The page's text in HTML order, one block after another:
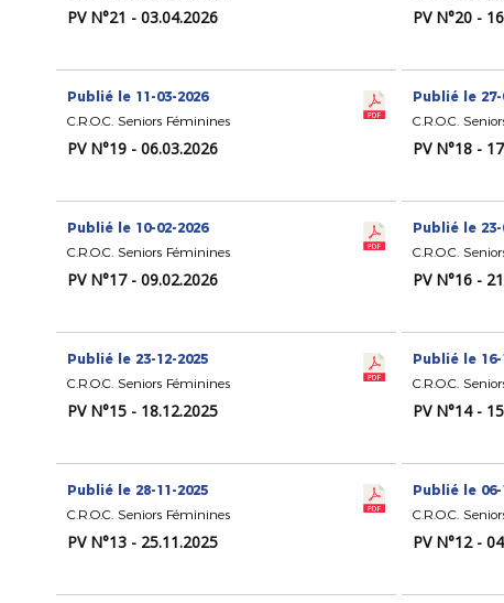
PV N°21 - 03.04.2026 PV N°20 -
Publié le 11-03-2026
C.R.O.C. Seniors Féminines
PV N°19 - 06.03.2026
Publié le 27-
C.R.O.C.
PV N°18 -
Publié le 10-02-2026
C.R.O.C. Seniors Féminines
PV N°17 - 09.02.2026
Publié le 23-
C.R.O.C.
PV N°16 -
Publié le 23-12-2025
C.R.O.C. Seniors Féminines
PV N°15 - 18.12.2025
Publié le 16-
C.R.O.C.
PV N°14 -
Publié le 28-11-2025
C.R.O.C. Seniors Féminines
PV N°13 - 25.11.2025
Publié le 06-
C.R.O.C.
PV N°12 -